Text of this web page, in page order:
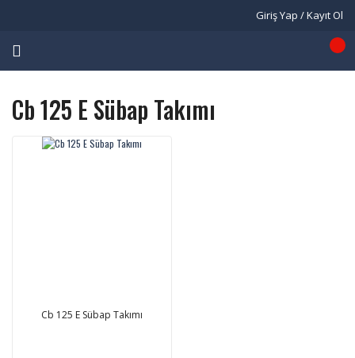
Giriş Yap / Kayıt Ol
Cb 125 E Sübap Takımı
Cb 125 E Sübap Takımı